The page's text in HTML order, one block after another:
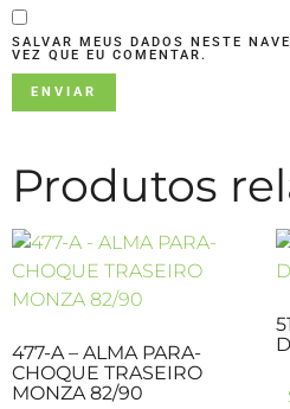
SALVAR MEUS DADOS NESTE
VEZ QUE EU COMENTAR.
Produtos
477-A – ALMA PARA-
CHOQUE TRASEIRO
MONZA 82/90